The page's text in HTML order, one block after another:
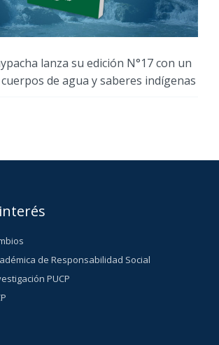
lanza su edición N°17 con un
de agua y saberes indígenas
de Responsabilidad Social
PUCP